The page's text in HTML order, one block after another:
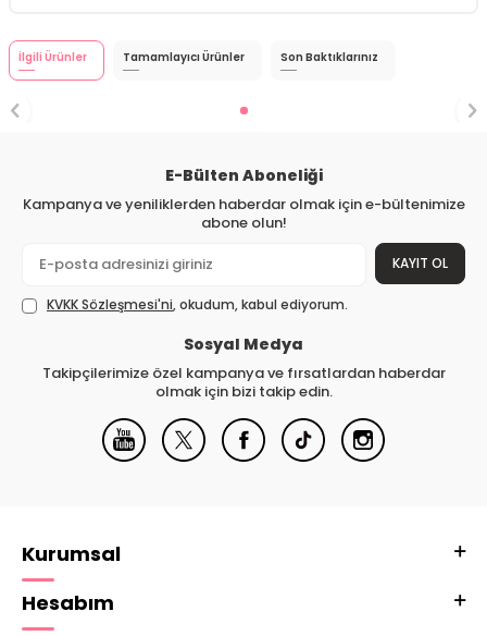
İlgili Ürünler Tamamlayıcı Ürünler Son Baktıklarınız
E-Bülten Aboneliği
Kampanya ve yeniliklerden haberdar olmak için e-bültenimize
abone olun!
KAYIT OL
KVKK Sözleşmesi'ni, okudum, kabul ediyorum.
Sosyal Medya
Takipçilerimize özel kampanya ve fırsatlardan haberdar
olmak için bizi takip edin.
Kurumsal
Hesabım